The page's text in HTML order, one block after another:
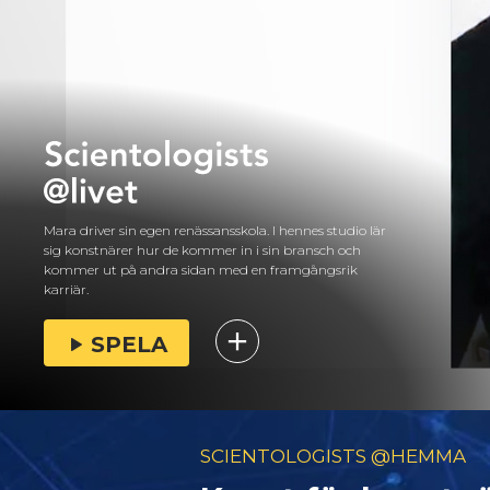
Mara driver sin egen renässansskola. I hennes studio lär
sig konstnärer hur de kommer in i sin bransch och
kommer ut på andra sidan med en framgångsrik
karriär.
SPELA
SCIENTOLOGISTS @HEMMA